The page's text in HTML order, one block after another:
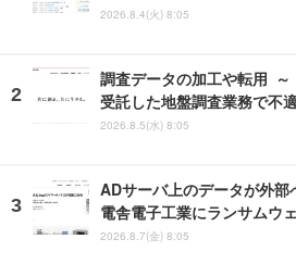
2026.8.4(火) 8:05
調査データの加工や転用
受託した地盤調査業務で不
2026.8.5(水) 8:05
ADサーバ上のデータが外
電舎電子工業にランサムウ
2026.8.7(金) 8:05